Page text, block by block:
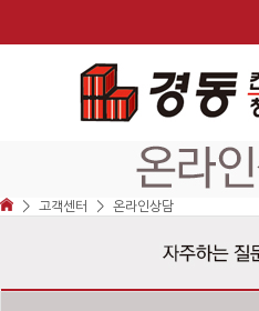
> 고객센터 > 온라인상담